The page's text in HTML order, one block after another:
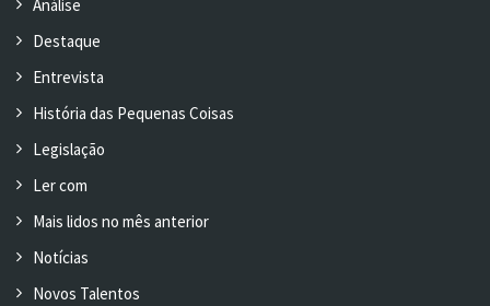
Análise
Destaque
Entrevista
História das Pequenas Coisas
Legislação
Ler com
Mais lidos no mês anterior
Notícias
Novos Talentos